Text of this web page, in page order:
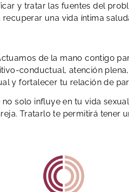
y tratar las fuentes del
una vida íntima
de la mano contigo
conductual, atención
y fortalecer tu relación de
solo influye en tu vida
Tratarlo te permitirá tener